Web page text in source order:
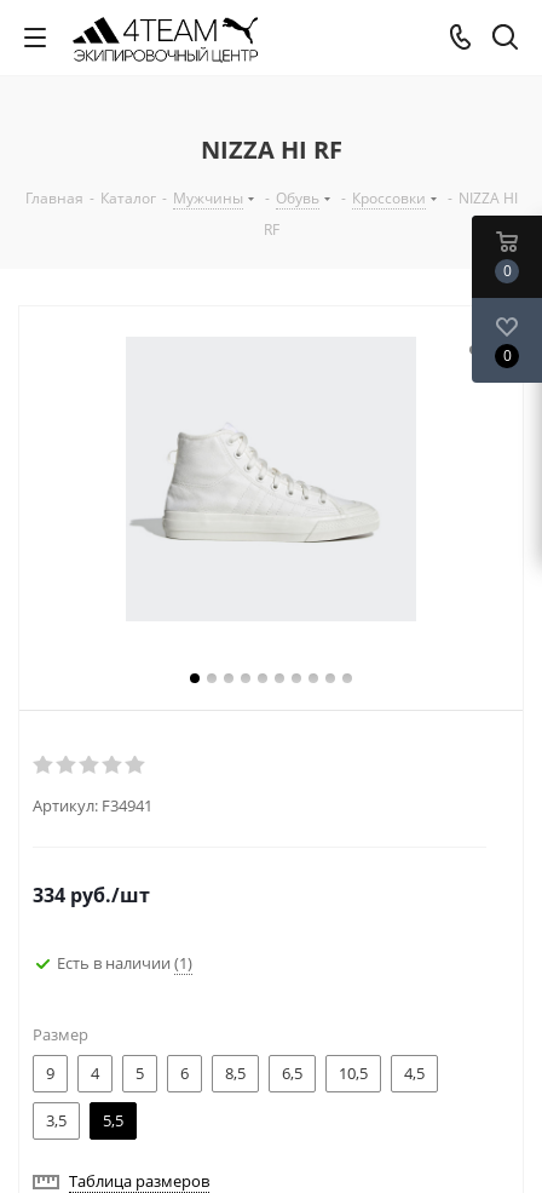
NIZZA HI RF
Главная - Каталог - Мужчины - Обувь - Кроссовки - NIZZA HI
RF
Артикул: F34941
334 руб./шт
Есть в наличии (1)
Размер
9
4 5 6 8,5 6,5 10,5 4,5
3,5 5,5
Таблица размеров
0
0